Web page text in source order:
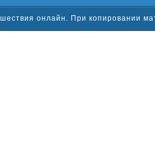
онлайн. При копировании